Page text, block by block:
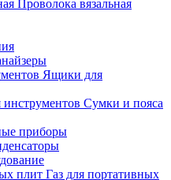
Проволока вязальная
Ящики для
Сумки и пояса
приборы
Газ для портативных